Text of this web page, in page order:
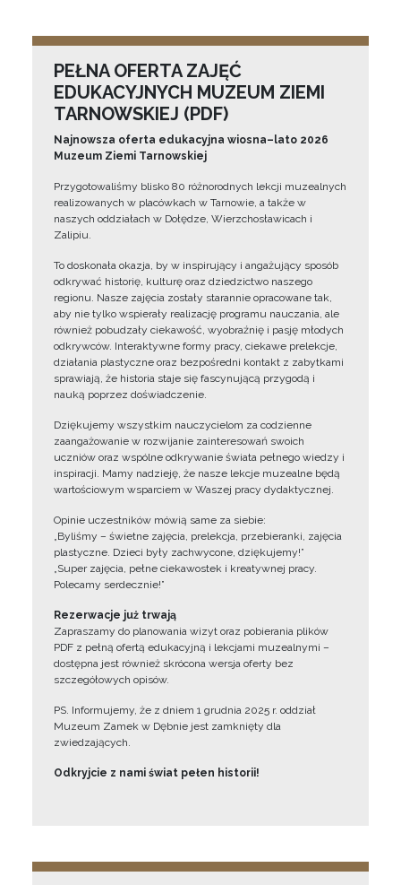
PEŁNA OFERTA ZAJĘĆ
EDUKACYJNYCH MUZEUM ZIEMI
TARNOWSKIEJ (PDF)
Najnowsza oferta edukacyjna wiosna–lato 2026
Muzeum Ziemi Tarnowskiej
Przygotowaliśmy blisko 80 różnorodnych lekcji muzealnych
realizowanych w placówkach w Tarnowie, a także w
naszych oddziałach w Dołędze, Wierzchosławicach i
Zalipiu.
To doskonała okazja, by w inspirujący i angażujący sposób
odkrywać historię, kulturę oraz dziedzictwo naszego
regionu. Nasze zajęcia zostały starannie opracowane tak,
aby nie tylko wspierały realizację programu nauczania, ale
również pobudzały ciekawość, wyobraźnię i pasję młodych
odkrywców. Interaktywne formy pracy, ciekawe prelekcje,
działania plastyczne oraz bezpośredni kontakt z zabytkami
sprawiają, że historia staje się fascynującą przygodą i
nauką poprzez doświadczenie.
Dziękujemy wszystkim nauczycielom za codzienne
zaangażowanie w rozwijanie zainteresowań swoich
uczniów oraz wspólne odkrywanie świata pełnego wiedzy i
inspiracji. Mamy nadzieję, że nasze lekcje muzealne będą
wartościowym wsparciem w Waszej pracy dydaktycznej.
Opinie uczestników mówią same za siebie:
„Byliśmy – świetne zajęcia, prelekcja, przebieranki, zajęcia
plastyczne. Dzieci były zachwycone, dziękujemy!”
„Super zajęcia, pełne ciekawostek i kreatywnej pracy.
Polecamy serdecznie!”
Rezerwacje już trwają
Zapraszamy do planowania wizyt oraz pobierania plików
PDF z pełną ofertą edukacyjną i lekcjami muzealnymi –
dostępna jest również skrócona wersja oferty bez
szczegółowych opisów.
PS. Informujemy, że z dniem 1 grudnia 2025 r. oddział
Muzeum Zamek w Dębnie jest zamknięty dla
zwiedzających.
Odkryjcie z nami świat pełen historii!